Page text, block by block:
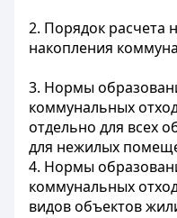
2. Порядок расчета
накопления
3. Нормы
коммунальных
отдельно для всех
для нежилых
4. Нормы
коммунальных
видов объектов